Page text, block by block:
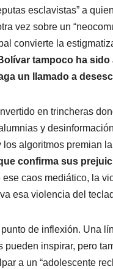
esclavistas” a
vez sobre un
convierte la
tampoco ha
un llamado a
en trincheras
y
algoritmos premian
confirma sus
ese caos mediático, la
esa violencia del
de inflexión. Una
inspirar, pero
a un “adolescente